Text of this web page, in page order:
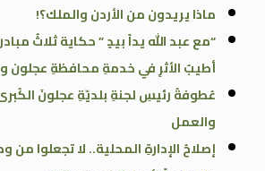
ماذا يريدون من الأردن والملك؟!
“مع عبد الله يداً بيدٍ ” حكاية ثلاثُ
أطيبُ الأثرِ في خدمةِ محافظةِ عجلون
عُطوفةُ رئيسِ لجنةِ بلديّةِ عجلونَ
والعمل
إصلاحُ الإدارةِ المحلية.. لا تجعلوا من